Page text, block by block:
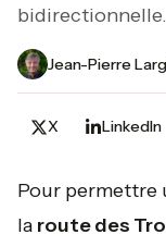
bidirectionnelle.
Jean-Pierre
X LinkedIn
Pour permettre
la route des